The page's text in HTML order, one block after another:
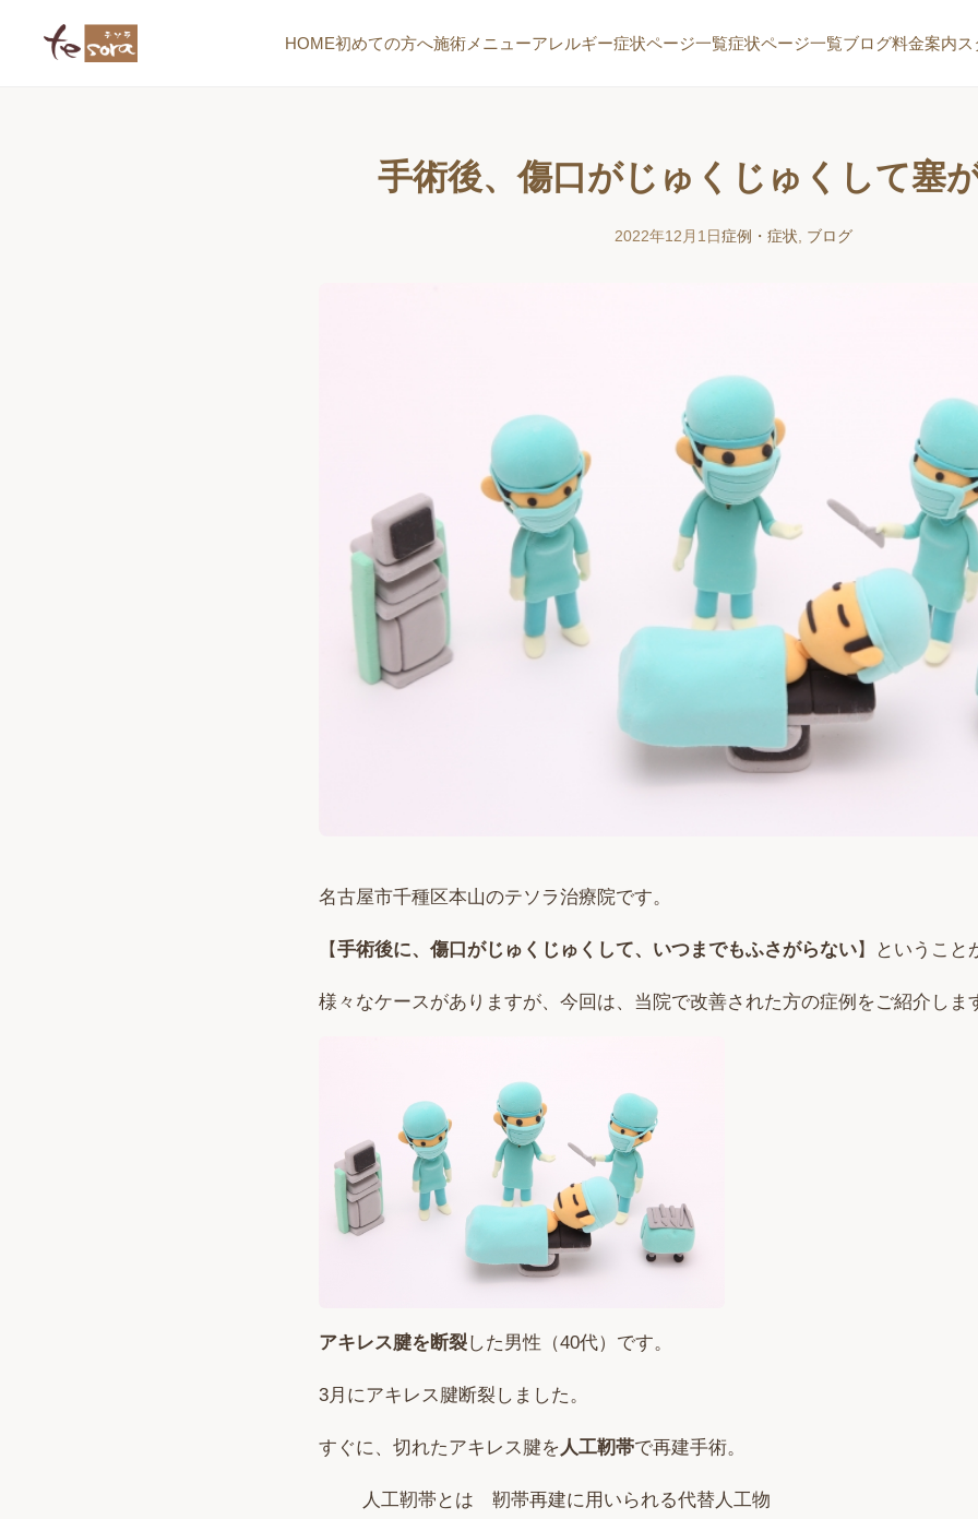
HOME初めての方へ施術メニューアレルギー症状ページ一覧症状ページ一覧ブログ料金案内
手術後、傷口がじゅくじゅくして塞
2022年12月1日症例・症状 ブログ
名古屋市千種区本山のテソラ治療院です。
【手術後に、傷口がじゅくじゅくして、いつまでもふさがらない】ということ
様々なケースがありますが、今回は、当院で改善された方の症例をご紹介しま
アキレス腱を断裂した男性（40代）です。
3月にアキレス腱断裂しました。
すぐに、切れたアキレス腱を人工靭帯で再建手術。
人工靭帯とは 靭帯再建に用いられる代替人工物